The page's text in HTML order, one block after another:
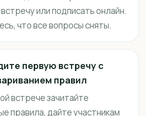
или подписать онлайн.
что все вопросы сняты.
первую встречу с
правил
встрече зачитайте
правила, дайте участникам